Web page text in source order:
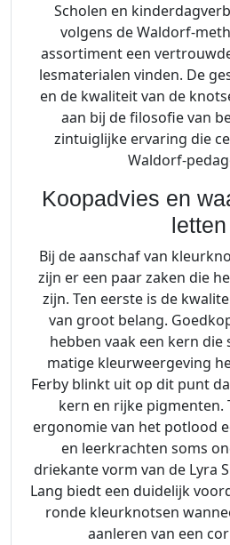
Scholen en
volgens de Waldorf-
assortiment een
lesmaterialen vinden. De
en de kwaliteit van de
aan bij de filosofie van
zintuiglijke ervaring die
Waldorf-
Koopadvies en
letten
Bij de aanschaf van
zijn er een paar zaken die
zijn. Ten eerste is de
van groot belang.
hebben vaak een kern die
matige kleurweergeving
Ferby blinkt uit op dit punt
kern en rijke pigmenten.
ergonomie van het potlood
en leerkrachten soms
driekante vorm van de Lyra
Lang biedt een duidelijk
ronde kleurknotsen
aanleren van een